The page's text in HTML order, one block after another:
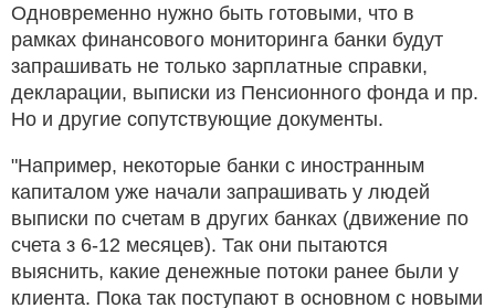
Одновременно нужно быть готовыми, что в
рамках финансового мониторинга банки будут
запрашивать не только зарплатные справки,
декларации, выписки из Пенсионного фонда и пр.
Но и другие сопутствующие документы.
"Например, некоторые банки с иностранным
капиталом уже начали запрашивать у людей
выписки по счетам в других банках (движение по
счета з 6-12 месяцев). Так они пытаются
выяснить, какие денежные потоки ранее были у
клиента. Пока так поступают в основном с новыми